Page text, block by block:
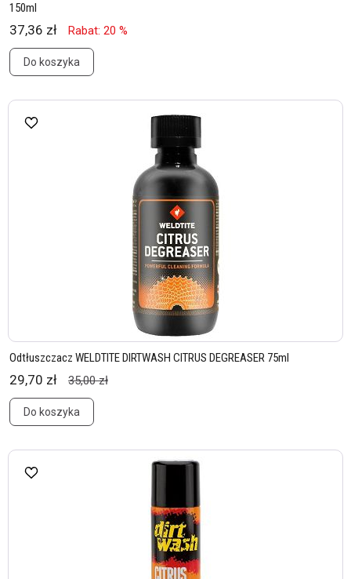
150ml
37,36 zł Rabat: 20 %
Do koszyka
Odtłuszczacz WELDTITE DIRTWASH CITRUS DEGREASER 75ml
29,70 zł 35,00 zł
Do koszyka